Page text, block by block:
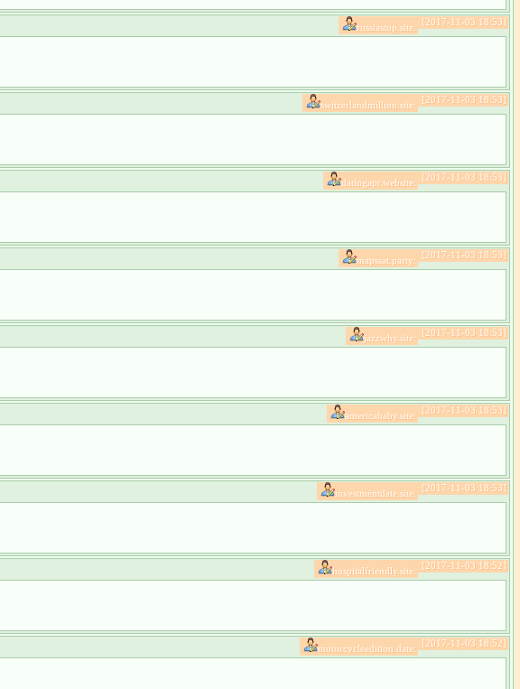
[2017-11-03 18:53]
russiastop.site:
[2017-11-03 18:53]
switzerlandmillion.site:
[2017-11-03 18:53]
datingapr.website:
[2017-11-03 18:53]
mapssat.party:
[2017-11-03 18:53]
jazzwhy.site:
[2017-11-03 18:53]
americababy.site:
[2017-11-03 18:53]
investmentdate.site:
[2017-11-03 18:52]
hospitalfriendly.site:
[2017-11-03 18:52]
motorcycleedition.date: